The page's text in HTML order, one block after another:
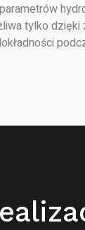
tylko dzięki